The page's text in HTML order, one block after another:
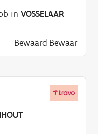
in VOSSELAAR
Bewaard Bewaar